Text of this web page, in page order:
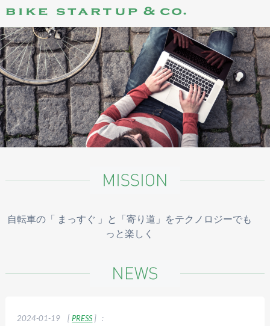
自転車の「 まっすぐ 」と「寄り道」をテクノロジーでも
っと楽しく
2024-01-19 [ PRESS ] :